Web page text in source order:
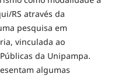
RS através da
pesquisa em
vinculada ao
da Unipampa.
algumas